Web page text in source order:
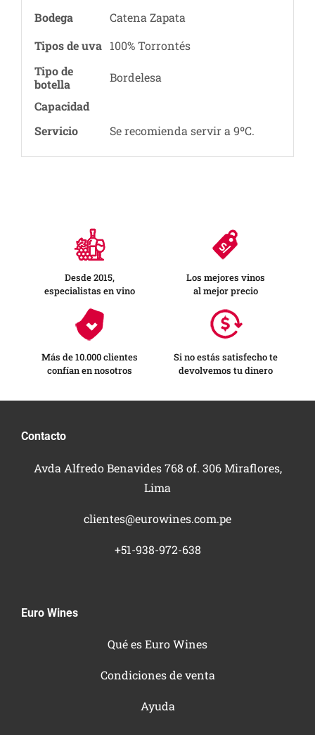
Bodega
Catena Zapata
Tipos de uva 100% Torrontés
Tipo de
botella
Bordelesa
Capacidad
Servicio
Se recomienda servir a 9ºC.
Desde 2015,
especialistas en vino
Los mejores vinos
al mejor precio
Más de 10.000 clientes
confían en nosotros
Si no estás satisfecho te
devolvemos tu dinero
Contacto
Avda Alfredo Benavides 768 of. 306 Miraflores,
Lima
clientes@eurowines.com.pe
+51-938-972-638
Euro Wines
Qué es Euro Wines
Condiciones de venta
Ayuda